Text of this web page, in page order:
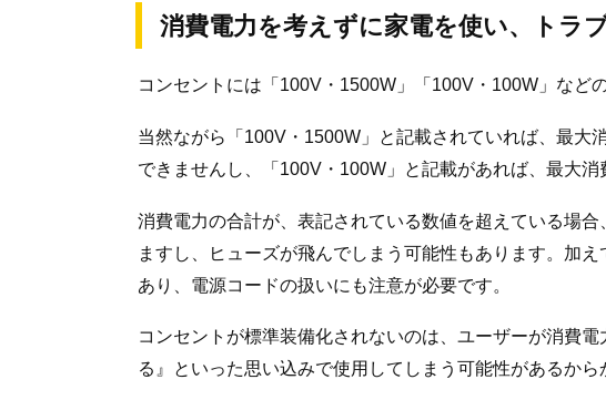
消費電力を考えずに家電を使い、トラ
コンセントには「100V・1500W」「100V・100W」など
当然ながら「100V・1500W」と記載されていれば、最大
できませんし、「100V・100W」と記載があれば、最大消
消費電力の合計が、表記されている数値を超えている場
ますし、ヒューズが飛んでしまう可能性もあります。加
あり、電源コードの扱いにも注意が必要です。
コンセントが標準装備化されないのは、ユーザーが消費
る』といった思い込みで使用してしまう可能性があるから